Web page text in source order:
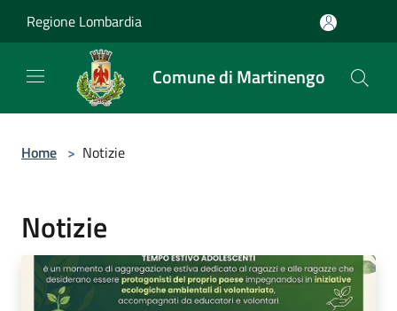
Regione Lombardia
Comune di Martinengo
Home > Notizie
Notizie